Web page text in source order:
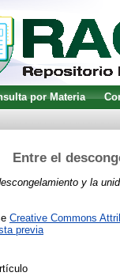
por Materia
Entre el
y la
Creative Commons
previa